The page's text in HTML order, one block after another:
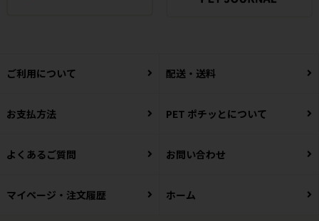
ご利用について 配送・送料
お支払方法 PET ポチッとについて
よくあるご質問 お問い合わせ
マイページ・注文履歴 ホーム